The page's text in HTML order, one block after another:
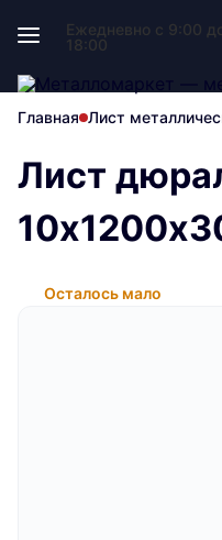
Ежедневно с 9:00
18:00
Главная Лист
Лист
Осталось мало